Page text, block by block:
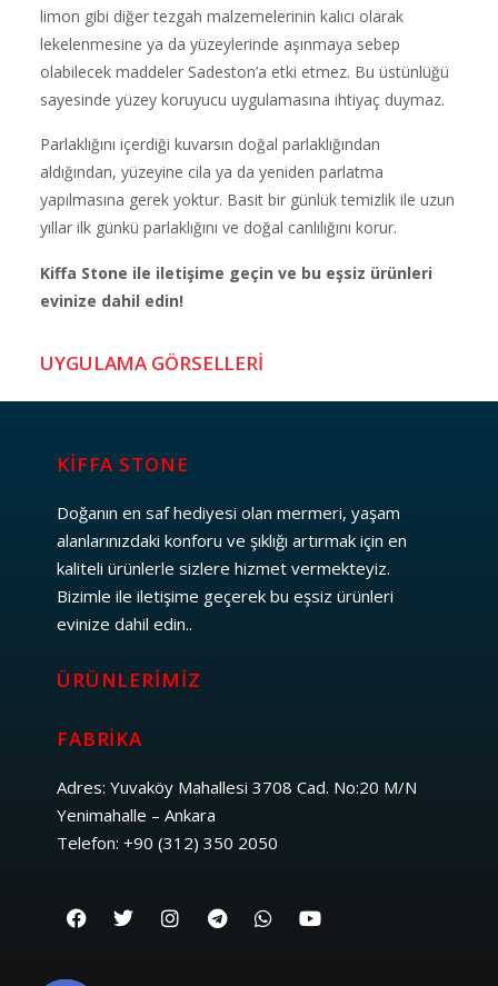
limon gibi diğer tezgah malzemelerinin kalıcı olarak
lekelenmesine ya da yüzeylerinde aşınmaya sebep
olabilecek maddeler Sadeston’a etki etmez. Bu üstünlüğü
sayesinde yüzey koruyucu uygulamasına ihtiyaç duymaz.
Parlaklığını içerdiği kuvarsın doğal parlaklığından
aldığından, yüzeyine cila ya da yeniden parlatma
yapılmasına gerek yoktur. Basit bir günlük temizlik ile uzun
yıllar ilk günkü parlaklığını ve doğal canlılığını korur.
Kiffa Stone ile iletişime geçin ve bu eşsiz ürünleri
evinize dahil edin!
UYGULAMA GÖRSELLERİ
KİFFA STONE
Doğanın en saf hediyesi olan mermeri, yaşam
alanlarınızdaki konforu ve şıklığı artırmak için en
kaliteli ürünlerle sizlere hizmet vermekteyiz.
Bizimle ile iletişime geçerek bu eşsiz ürünleri
evinize dahil edin..
ÜRÜNLERIMIZ
FABRIKA
Adres: Yuvaköy Mahallesi 3708 Cad. No:20 M/N
Yenimahalle – Ankara
Telefon: +90 (312) 350 2050